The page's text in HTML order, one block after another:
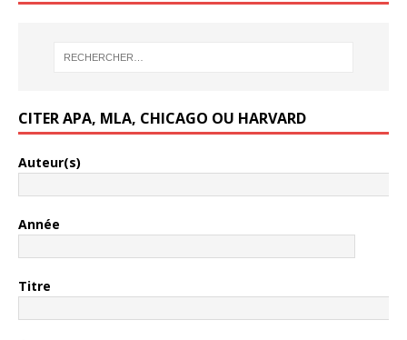
CITER APA, MLA, CHICAGO OU HARVARD
Auteur(s)
Année
Titre